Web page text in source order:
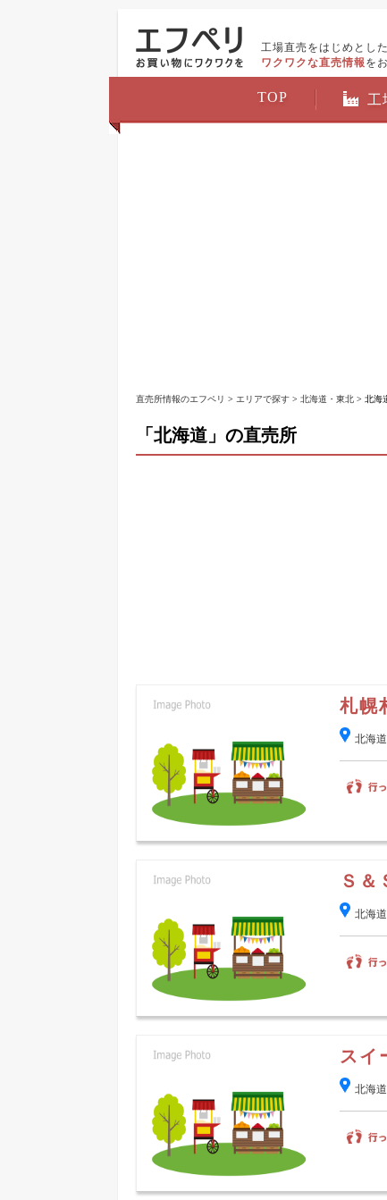
工場直売をはじめとした
ワクワクな直売情報 を
TOP 工
直売所情報のエフペリ > エリアで探す > 北海道・東北 > 北海
「北海道」の直売所
札幌
北海
Ｓ＆
北海
スイ
北海